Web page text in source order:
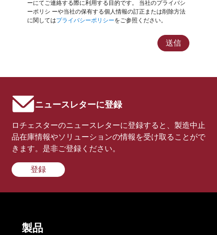
ーにてご連絡する際に利用する目的です。 当社のプライバシ
ーポリシ ーや当社の保有する個人情報の訂正または削除方法
に関してはプライバシーポリシーをご参照ください。
送信
ニュースレターに登録
ロチェスターのニュースレターに登録すると、製造中止
品在庫情報やソリューションの情報を受け取ることがで
きます。是非ご登録ください。
登録
製品